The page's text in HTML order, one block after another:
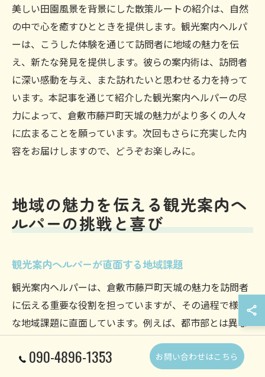
美しい田園風景を背景にした散策ルートの紹介は、自然
の中で心を癒すひとときを提供します。観光案内ヘルパ
ーは、こうした体験を通じて訪問者に地域の魅力を伝
え、新たな発見を提供します。彼らの案内術は、訪問者
に深い感動を与え、また訪れたいと思わせる力を持って
います。本記事を通じて紹介した観光案内ヘルパーの尽
力によって、倉敷市藤戸町天城の魅力がより多くの人々
に広まることを願っています。次回もさらに充実した内
容をお届けしますので、どうぞお楽しみに。
地域の魅力を伝える観光案内ヘ
ルパーの挑戦と喜び
観光案内ヘルパーが直面する地域課題
観光案内ヘルパーは、倉敷市藤戸町天城の魅力を訪問者
に伝える重要な役割を担っていますが、その過程で様々
な地域課題に直面しています。例えば、都市部とは異な
り公共交通機関が発展していないため、移動手段の確保
が難しいという問題があります。このため、ヘルパーは
090-4896-1353 お問い合わせはこちら